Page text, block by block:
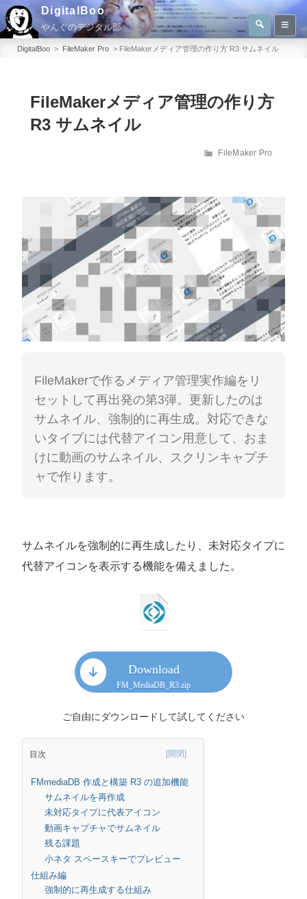
コ
ン
DigitalBoo
やんぐのデジタル部
検
索:
検
索
DigitalBoo > FileMaker Pro > FileMakerメディア管理の作り方 R3 サムネイル
FileMakerメディア管理の作り方
R3 サムネイル
カ
ー
FileMaker Pro
FileMakerで作るメディア管理実作編をリ
セットして再出発の第3弾。更新したのは
サムネイル、強制的に再生成。対応できな
いタイプには代替アイコン用意して、おま
けに動画のサムネイル、スクリンキャプチ
ャで作ります。
サムネイルを強制的に再生成したり、未対応タイプに
代替アイコンを表示する機能を備えました。
Download
FM_MediaDB_R3.zip
ご自由にダウンロードして試してください
目次
FMmediaDB 作成と構築 R3 の追加機能
サムネイルを再作成
未対応タイプに代表アイコン
動画キャプチャでサムネイル
残る課題
小ネタ スペースキーでプレビュー
仕組み編
強制的に再生成する仕組み